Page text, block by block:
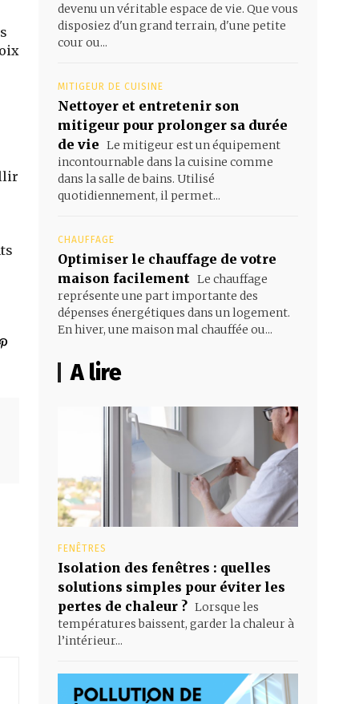
devenu un véritable espace de vie. Que vous
disposiez d'un grand terrain, d'une petite
cour ou...
MITIGEUR DE CUISINE
Nettoyer et entretenir son
mitigeur pour prolonger sa durée
de vie Le mitigeur est un équipement
incontournable dans la cuisine comme
dans la salle de bains. Utilisé
quotidiennement, il permet...
CHAUFFAGE
Optimiser le chauffage de votre
maison facilement Le chauffage
représente une part importante des
dépenses énergétiques dans un logement.
En hiver, une maison mal chauffée ou...
A lire
FENÊTRES
Isolation des fenêtres : quelles
solutions simples pour éviter les
pertes de chaleur ? Lorsque les
températures baissent, garder la chaleur à
l’intérieur...